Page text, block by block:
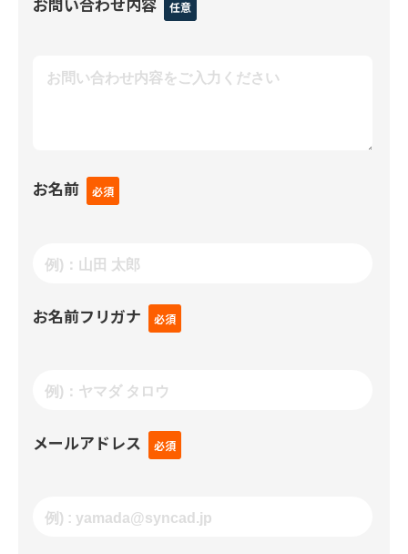
お名前
お名前フリガナ
メールアドレス